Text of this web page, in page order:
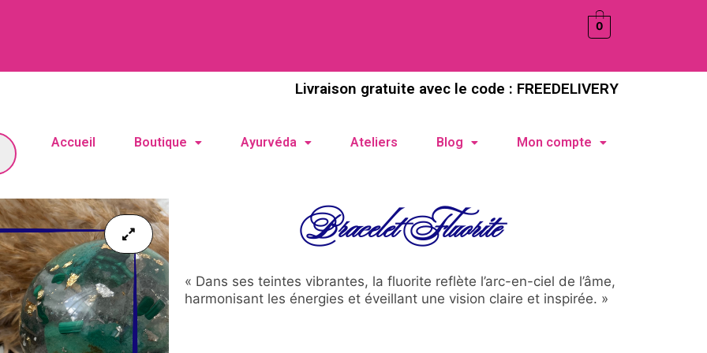
0
Livraison gratuite avec le code : FREEDELIVERY
Accueil Boutique Ayurvéda Ateliers Blog Mon compte
Bracelet Fluorite
« Dans ses teintes vibrantes, la fluorite reflète l’arc-en-ciel de l’âme,
harmonisant les énergies et éveillant une vision claire et inspirée. »